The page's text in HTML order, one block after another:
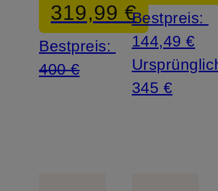
319,99 €
Bestpreis:
400 €
Bestpreis:
144,49 €
345 €